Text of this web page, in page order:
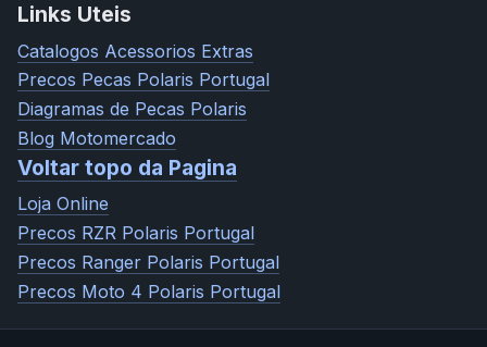
Links Uteis
Catalogos Acessorios Extras
Precos Pecas Polaris Portugal
Diagramas de Pecas Polaris
Blog Motomercado
Voltar topo da Pagina
Loja Online
Precos RZR Polaris Portugal
Precos Ranger Polaris Portugal
Precos Moto 4 Polaris Portugal